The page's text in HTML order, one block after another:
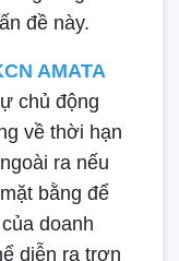
đề này.
AMATA
chủ động
về thời hạn
ra nếu
bằng để
doanh
diễn ra trơn